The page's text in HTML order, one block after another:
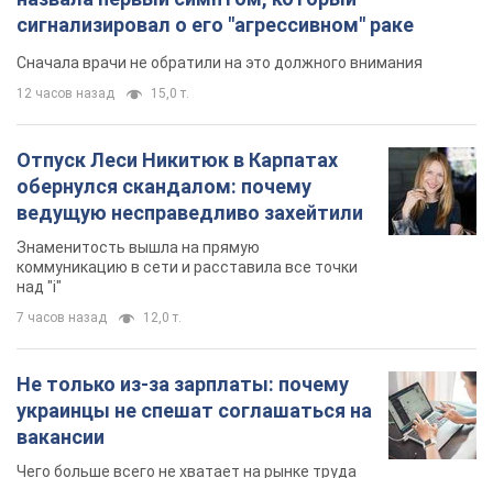
сигнализировал о его "агрессивном" раке
Сначала врачи не обратили на это должного внимания
12 часов назад 15,0 т.
Отпуск Леси Никитюк в Карпатах
обернулся скандалом: почему
ведущую несправедливо захейтили
Знаменитость вышла на прямую
коммуникацию в сети и расставила все точки
над "i"
7 часов назад 12,0 т.
Не только из-за зарплаты: почему
украинцы не спешат соглашаться на
вакансии
Чего больше всего не хватает на рынке труда